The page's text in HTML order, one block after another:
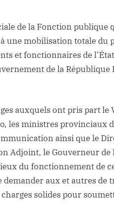
de la Fonction publique
une mobilisation totale du
et fonctionnaires de
de la
auxquels ont pris part le
les ministres provinciaux
ainsi que le
Adjoint, le Gouverneur
du fonctionnement de
demander aux et autres de
solides pour